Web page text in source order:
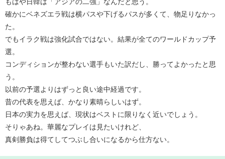
確かにベネズエラ戦は横パスや下げるパスが多くて、物足りなかっ
た。
でもイラク戦は強化試合ではない。結果が全てのワールドカップ予
選。
コンディションが整わない選手もいた訳だし、勝ってよかったと思
う。
以前の予選よりはずっと良い途中経過です。
昔の代表を思えば、かなり素晴らしいはず。
日本の実力を思えば、現状はベストに限りなく近いでしょう。
そりゃあね。華麗なプレイは見たいけれど、
真剣勝負は得てしてつぶし合いになるから仕方ない。